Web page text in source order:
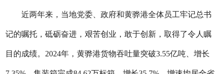
近两年来，当地党委、政府和黄骅港全体员工牢记总书
记的嘱托，砥砺奋进，艰苦创业，敢于创新，取得了令人瞩
目的成绩。2024年，黄骅港货物吞吐量突破3.55亿吨、增长